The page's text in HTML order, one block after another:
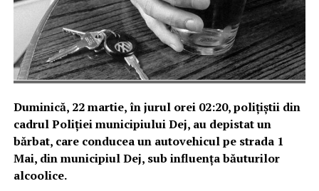
Duminică, 22 martie, în jurul orei 02:20, poliţiştii din
cadrul Poliţiei municipiului Dej, au depistat un
bărbat, care conducea un autovehicul pe strada 1
Mai, din municipiul Dej, sub influenţa băuturilor
alcoolice.